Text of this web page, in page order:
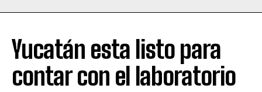
Yucatán esta listo para
contar con el laboratorio